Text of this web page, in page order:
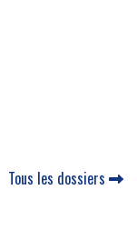
Tous les dossiers